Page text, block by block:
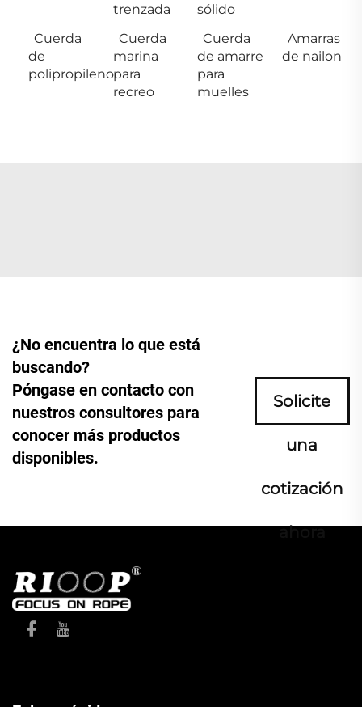
trenzada
sólido
Cuerda
de
polipropileno
Cuerda
marina
para
recreo
Cuerda
de amarre
para
muelles
Amarras
de nailon
¿No encuentra lo que está
buscando?
Póngase en contacto con
nuestros consultores para
conocer más productos
disponibles.
Solicite
una
cotización
ahora